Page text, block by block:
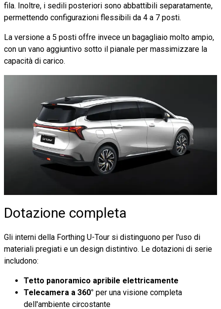
fila. Inoltre, i sedili posteriori sono abbattibili separatamente,
permettendo configurazioni flessibili da 4 a 7 posti.
La versione a 5 posti offre invece un bagagliaio molto ampio,
con un vano aggiuntivo sotto il pianale per massimizzare la
capacità di carico.
Dotazione completa
Gli interni della Forthing U-Tour si distinguono per l'uso di
materiali pregiati e un design distintivo. Le dotazioni di serie
includono:
Tetto panoramico apribile elettricamente
Telecamera a 360° per una visione completa
dell'ambiente circostante